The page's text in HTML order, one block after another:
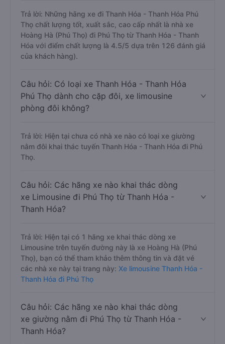
Trả lời: Những hãng xe đi Thanh Hóa - Thanh Hóa Phú
Thọ chất lượng tốt, xuất sắc, cao cấp nhất là nhà xe
Hoàng Hà (Phú Thọ) đi Phú Thọ từ Thanh Hóa - Thanh
Hóa với điểm chất lượng là 4.5/5 dựa trên 126 đánh giá
của khách hàng).
Câu hỏi: Có loại xe Thanh Hóa - Thanh Hóa
Phú Thọ dành cho cặp đôi, xe limousine
phòng đôi không?
Trả lời: Hiện tại chưa có nhà xe nào có loại xe giường
nằm đôi khai thác tuyến Thanh Hóa - Thanh Hóa đi Phú
Thọ.
Câu hỏi: Các hãng xe nào khai thác dòng
xe Limousine đi Phú Thọ từ Thanh Hóa -
Thanh Hóa?
Trả lời: Hiện tại có 1 hãng xe khai thác dòng xe
Limousine trên tuyến đường này là xe Hoàng Hà (Phú
Thọ), bạn có thể tham khảo thêm thông tin và đặt vé
các nhà xe này tại trang này: Xe limousine Thanh Hóa -
Thanh Hóa đi Phú Thọ
Câu hỏi: Các hãng xe nào khai thác dòng
xe giường nằm đi Phú Thọ từ Thanh Hóa -
Thanh Hóa?